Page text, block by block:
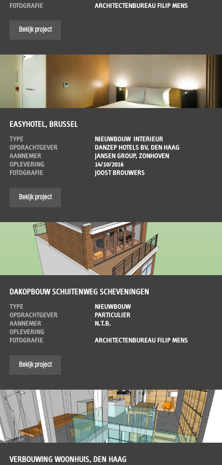
FOTOGRAFIE
ARCHITECTENBUREAU FILIP MENS
Bekijk project
EASYHOTEL, BRUSSEL
TYPE NIEUWBOUW
INTERIEUR
OPDRACHTGEVER
DANZEP HOTELS BV, DEN HAAG
AANNEMER
JANSEN GROUP, ZONHOVEN
OPLEVERING
14/10/2016
FOTOGRAFIE
JOOST BROUWERS
Bekijk project
DAKOPBOUW SCHUITENWEG SCHEVENINGEN
TYPE
NIEUWBOUW
OPDRACHTGEVER
PARTICULIER
AANNEMER
N.T.B.
OPLEVERING
FOTOGRAFIE
ARCHITECTENBUREAU FILIP MENS
Bekijk project
VERBOUWING WOONHUIS, DEN HAAG